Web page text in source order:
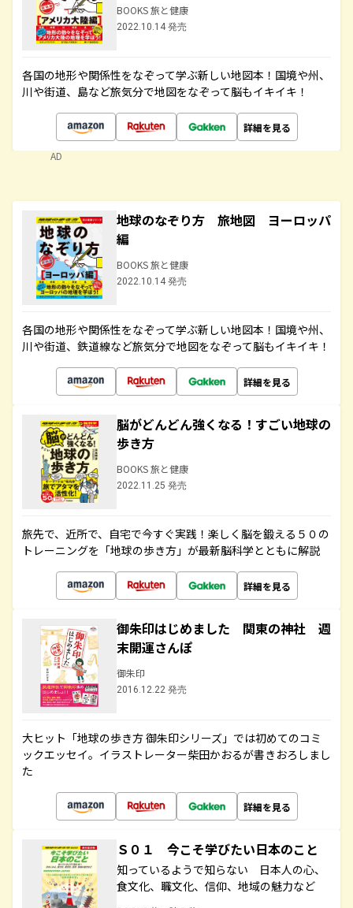
BOOKS 旅と健康
2022.10.14 発売
各国の地形や関係性をなぞって学ぶ新しい地図本！国境や州、
川や街道、島など旅気分で地図をなぞって脳もイキイキ！
詳細を見る
AD
地球のなぞり方 旅地図 ヨーロッパ
編
BOOKS 旅と健康
2022.10.14 発売
各国の地形や関係性をなぞって学ぶ新しい地図本！国境や州、
川や街道、鉄道線など旅気分で地図をなぞって脳もイキイキ！
詳細を見る
脳がどんどん強くなる！すごい地球の
歩き方
BOOKS 旅と健康
2022.11.25 発売
旅先で、近所で、自宅で今すぐ実践！楽しく脳を鍛える５０の
トレーニングを「地球の歩き方」が最新脳科学とともに解説
詳細を見る
御朱印はじめました 関東の神社 週
末開運さんぽ
御朱印
2016.12.22 発売
大ヒット「地球の歩き方 御朱印シリーズ」では初めてのコミ
ックエッセイ。イラストレーター柴田かおるが書きおろしまし
た
詳細を見る
Ｓ０１ 今こそ学びたい日本のこと
知っているようで知らない 日本人の心、
食文化、職文化、信仰、地域の魅力など